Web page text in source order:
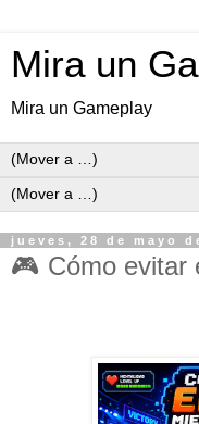
Mira un
Mira un Gameplay
jueves, 28 de mayo
🎮 Cómo evitar